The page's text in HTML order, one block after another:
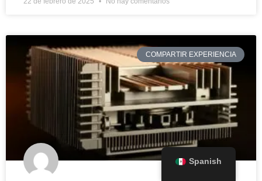
COMPARTIR EXPERIENCIA
Spanish